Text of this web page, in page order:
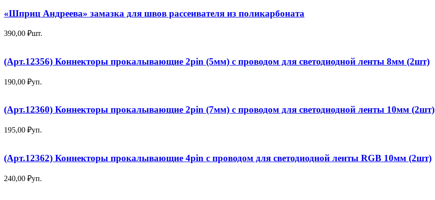
«Шприц Андреева» замазка для швов рассеивателя из поликарбоната
390,00 ₽шт.
(Арт.12356) Коннекторы прокалывающие 2pin (5мм) с проводом для светодиодной ленты 8мм (2шт)
190,00 ₽уп.
(Арт.12360) Коннекторы прокалывающие 2pin (7мм) с проводом для светодиодной ленты 10мм (2шт)
195,00 ₽уп.
(Арт.12362) Коннекторы прокалывающие 4pin с проводом для светодиодной ленты RGB 10мм (2шт)
240,00 ₽уп.